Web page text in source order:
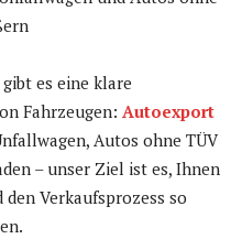
es eine klare
Fahrzeugen: Autoexport
Autos ohne TÜV
– unser Ziel ist es, Ihnen
Verkaufsprozess so